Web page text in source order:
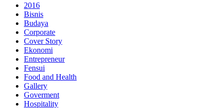
2016
Bisnis
Budaya
Corporate
Cover Story
Ekonomi
Entrepreneur
Fensui
Food and Health
Gallery
Goverment
Hospitality